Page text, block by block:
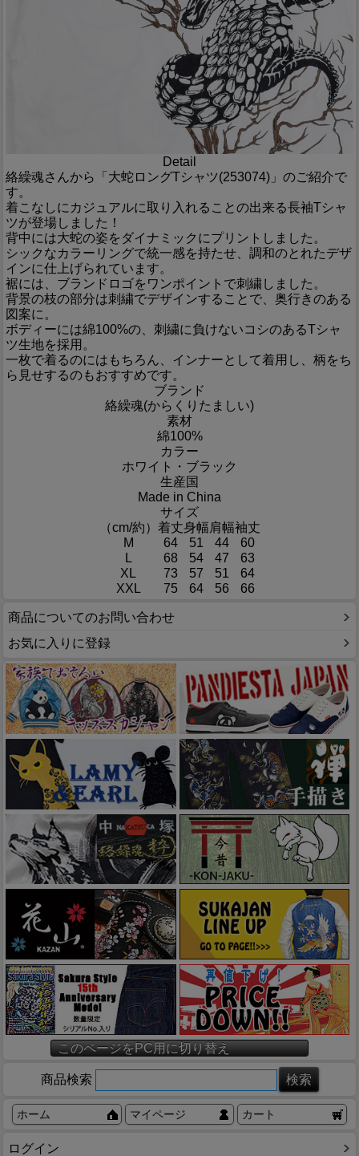
Detail
絡繰魂さんから「大蛇ロングTシャツ(253074)」のご紹介で
す。
着こなしにカジュアルに取り入れることの出来る長袖Tシャ
ツが登場しました！
背中には大蛇の姿をダイナミックにプリントしました。
シックなカラーリングで統一感を持たせ、調和のとれたデザ
インに仕上げられています。
裾には、ブランドロゴをワンポイントで刺繍しました。
背景の枝の部分は刺繍でデザインすることで、奥行きのある
図案に。
ボディーには綿100%の、刺繍に負けないコシのあるTシャ
ツ生地を採用。
一枚で着るのにはもちろん、インナーとして着用し、柄をち
ら見せするのもおすすめです。
ブランド
絡繰魂(からくりたましい)
素材
綿100%
カラー
ホワイト・ブラック
生産国
Made in China
サイズ
（cm/約） 着丈身幅肩幅袖丈
M
64 51 44
60
L
68 54 47
63
XL
73 57 51
64
XXL
75 64 56 66
商品についてのお問い合わせ
お気に入りに登録
このページをPC用に切り替え
商品検索
ホーム マイページ カート
ログイン